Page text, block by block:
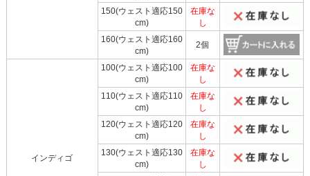
150(ウェスト適応150
cm)
在庫な
し
160(ウェスト適応160
cm)
2個
インディゴ
100(ウェスト適応100
cm)
在庫な
し
110(ウェスト適応110
cm)
在庫な
し
120(ウェスト適応120
cm)
在庫な
し
130(ウェスト適応130
cm)
在庫な
し